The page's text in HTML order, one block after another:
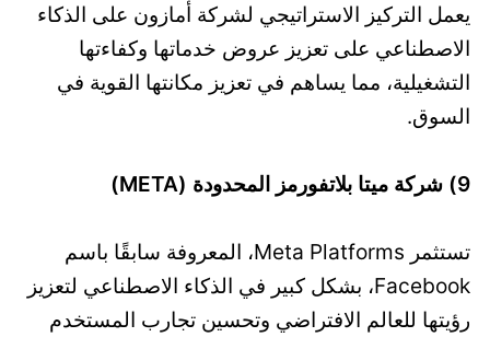
يعمل التركيز الاستراتيجي لشركة أمازون على الذكاء
الاصطناعي على تعزيز عروض خدماتها وكفاءتها
التشغيلية، مما يساهم في تعزيز مكانتها القوية في
السوق.
9) شركة ميتا بلاتفورمز المحدودة (META)
تستثمر Meta Platforms، المعروفة سابقًا باسم
Facebook، بشكل كبير في الذكاء الاصطناعي لتعزيز
رؤيتها للعالم الافتراضي وتحسين تجارب المستخدم